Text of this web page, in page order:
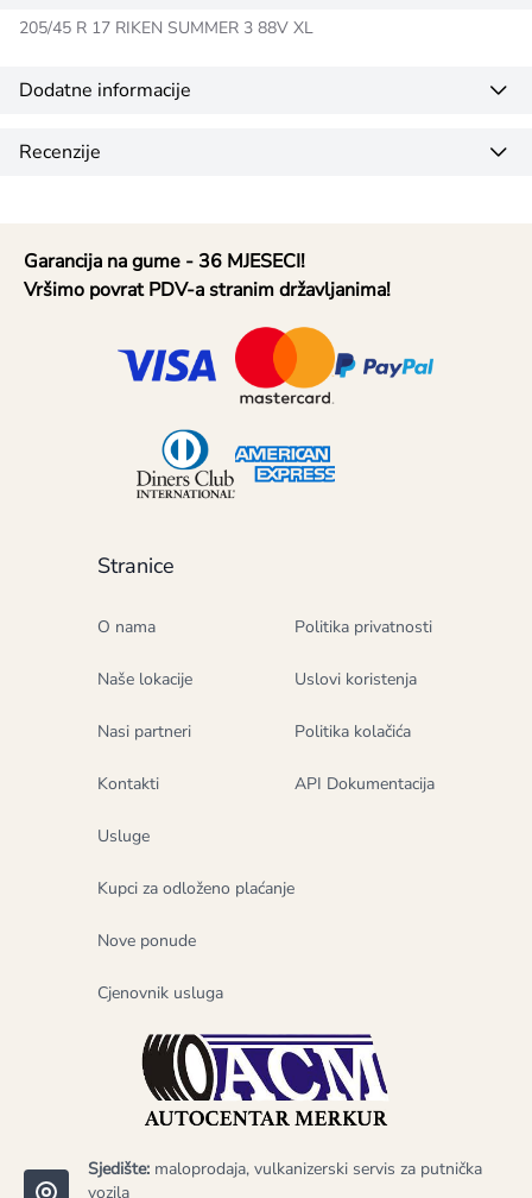
205/45 R 17 RIKEN SUMMER 3 88V XL
Dodatne informacije
Recenzije
Sjedište: maloprodaja, vulkanizerski servis za putnička
vozila
Stranice
O nama
Naše lokacije
Nasi partneri
Kontakti
Usluge
Kupci za odloženo plaćanje
Nove ponude
Cjenovnik usluga
Politika privatnosti
Uslovi koristenja
Politika kolačića
API Dokumentacija
Garancija na gume - 36 MJESECI!
Vršimo povrat PDV-a stranim državljanima!